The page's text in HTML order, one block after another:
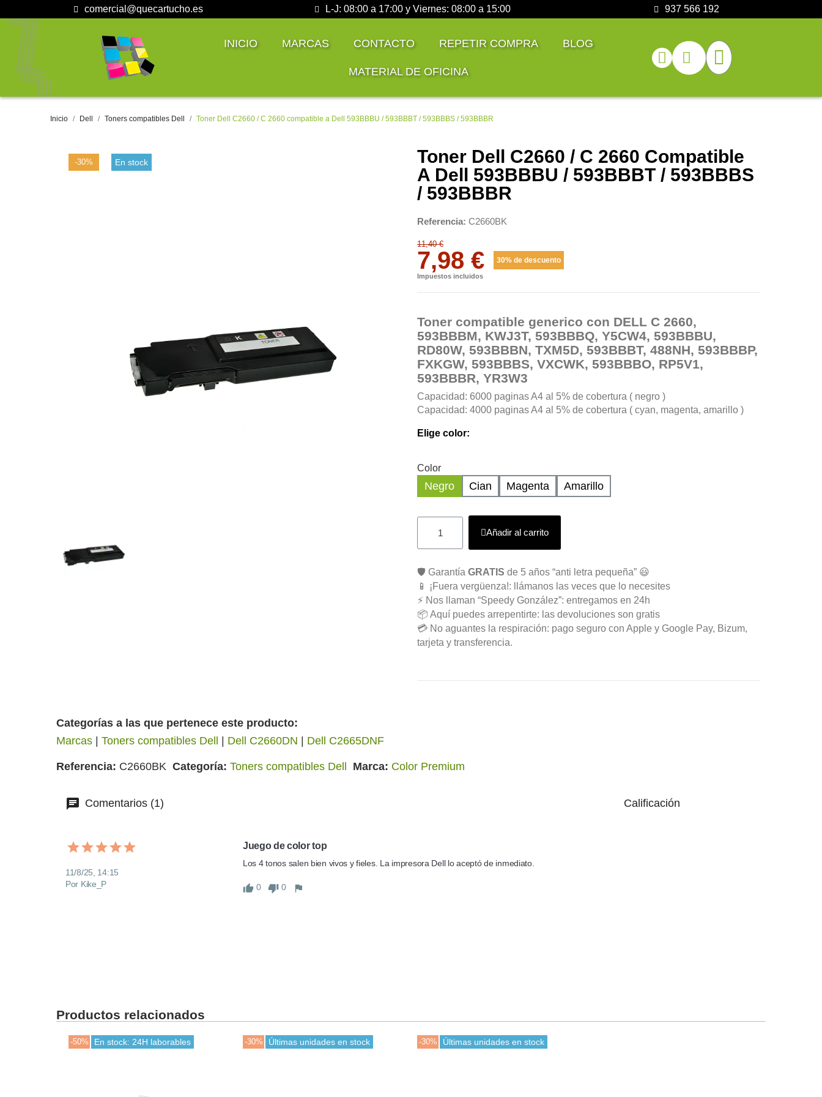
comercial@quecartucho.es L-J: 08:00 a 17:00 y Viernes: 08:00 a 15:00 937 566 192
INICIO MARCAS CONTACTO REPETIR COMPRA BLOG
MATERIAL DE OFICINA
Inicio Dell Toners compatibles Dell Toner Dell C2660 / C 2660 compatible a Dell 593BBBU / 593BBBT / 593BBBS / 593BBBR
-30% En stock
Toner Dell C2660 / C 2660 Compatible
A Dell 593BBBU / 593BBBT / 593BBBS
/ 593BBBR
Referencia C2660BK
11,40 €
7,98 € 30% de descuento
Impuestos incluidos
Toner compatible generico con DELL C 2660,
593BBBM, KWJ3T, 593BBBQ, Y5CW4, 593BBBU,
RD80W, 593BBBN, TXM5D, 593BBBT, 488NH, 593BBBP,
FXKGW, 593BBBS, VXCWK, 593BBBO, RP5V1,
593BBBR, YR3W3
Capacidad: 6000 paginas A4 al 5% de cobertura ( negro )
Capacidad: 4000 paginas A4 al 5% de cobertura ( cyan, magenta, amarillo )
Elige color:
Color
Negro Cian Magenta Amarillo
Añadir al carrito
🛡️ Garantía GRATIS de 5 años “anti letra pequeña” 😃
📱 ¡Fuera vergüenza!: llámanos las veces que lo necesites
⚡ Nos llaman “Speedy González”: entregamos en 24h
📦 Aquí puedes arrepentirte: las devoluciones son gratis
💳 No aguantes la respiración: pago seguro con Apple y Google Pay, Bizum,
tarjeta y transferencia.
Categorías a las que pertenece este producto:
Marcas
Toners compatibles Dell Dell C2660DN Dell C2665DNF
Referencia C2660BK Categoría Toners compatibles Dell Marca Color Premium
Comentarios (1) Calificación
11/8/25, 14:15
Por Kike_P
Juego de color top
Los 4 tonos salen bien vivos y fieles. La impresora Dell lo aceptó de inmediato.
0 0
Productos relacionados
-50% En stock: 24H laborables -30% Últimas unidades en stock -30% Últimas unidades en stock